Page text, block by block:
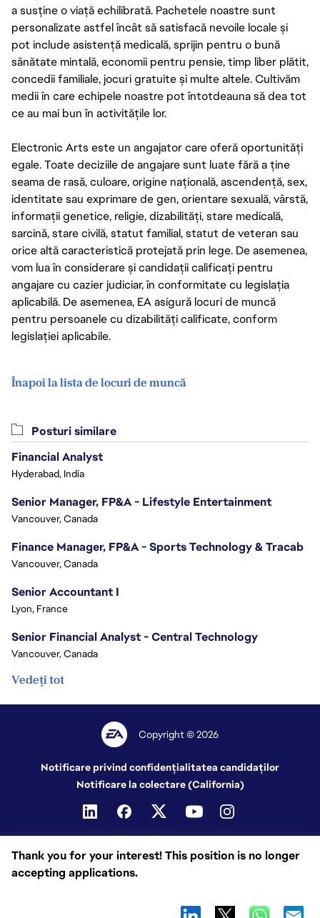
a susține o viață echilibrată. Pachetele noastre sunt
personalizate astfel încât să satisfacă nevoile locale și
pot include asistență medicală, sprijin pentru o bună
sănătate mintală, economii pentru pensie, timp liber plătit,
concedii familiale, jocuri gratuite și multe altele. Cultivăm
medii în care echipele noastre pot întotdeauna să dea tot
ce au mai bun în activitățile lor.
Electronic Arts este un angajator care oferă oportunități
egale. Toate deciziile de angajare sunt luate fără a ține
seama de rasă, culoare, origine națională, ascendență, sex,
identitate sau exprimare de gen, orientare sexuală, vârstă,
informații genetice, religie, dizabilități, stare medicală,
sarcină, stare civilă, statut familial, statut de veteran sau
orice altă caracteristică protejată prin lege. De asemenea,
vom lua în considerare și candidații calificați pentru
angajare cu cazier judiciar, în conformitate cu legislația
aplicabilă. De asemenea, EA asigură locuri de muncă
pentru persoanele cu dizabilități calificate, conform
legislației aplicabile.
Înapoi la lista de locuri de muncă
Thank you for your interest! This position is no longer
accepting applications.
Posturi similare
Financial Analyst
Hyderabad, India
Senior Manager, FP&A - Lifestyle Entertainment
Vancouver, Canada
Finance Manager, FP&A - Sports Technology & Tracab
Vancouver, Canada
Senior Accountant I
Lyon, France
Senior Financial Analyst - Central Technology
Vancouver, Canada
Vedeți tot
Copyright © 2026
Notificare privind confidențialitatea candidaților
Notificare la colectare (California)